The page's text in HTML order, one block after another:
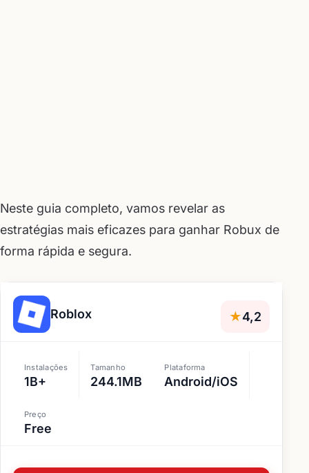
Neste guia completo, vamos revelar as
estratégias mais eficazes para ganhar Robux de
forma rápida e segura.
Roblox ★4,2
Instalações
1B+
Tamanho
244.1MB
Plataforma
Android/iOS
Preço
Free